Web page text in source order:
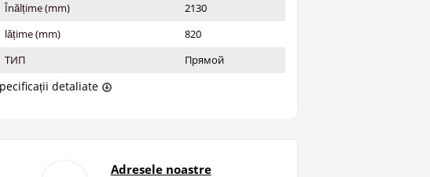
Înălțime (mm)
2130
lățime (mm)
820
ТИП
Прямой
detaliate
Adresele noastre